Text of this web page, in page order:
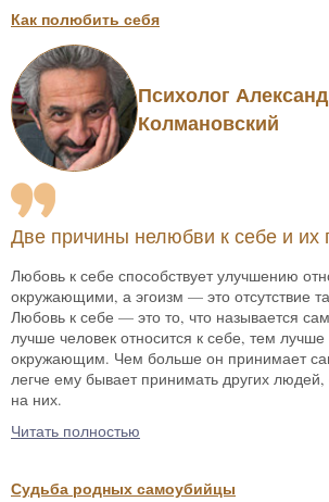
Как полюбить себя
Психолог
Колмановский
Две причины нелюбви к себе и их
Любовь к себе способствует улучшению
окружающими, а эгоизм — это отсутствие
Любовь к себе — это то, что называется
лучше человек относится к себе, тем лучше
окружающим. Чем больше он принимает
легче ему бывает принимать других людей,
на них.
Читать полностью
Судьба родных самоубийцы